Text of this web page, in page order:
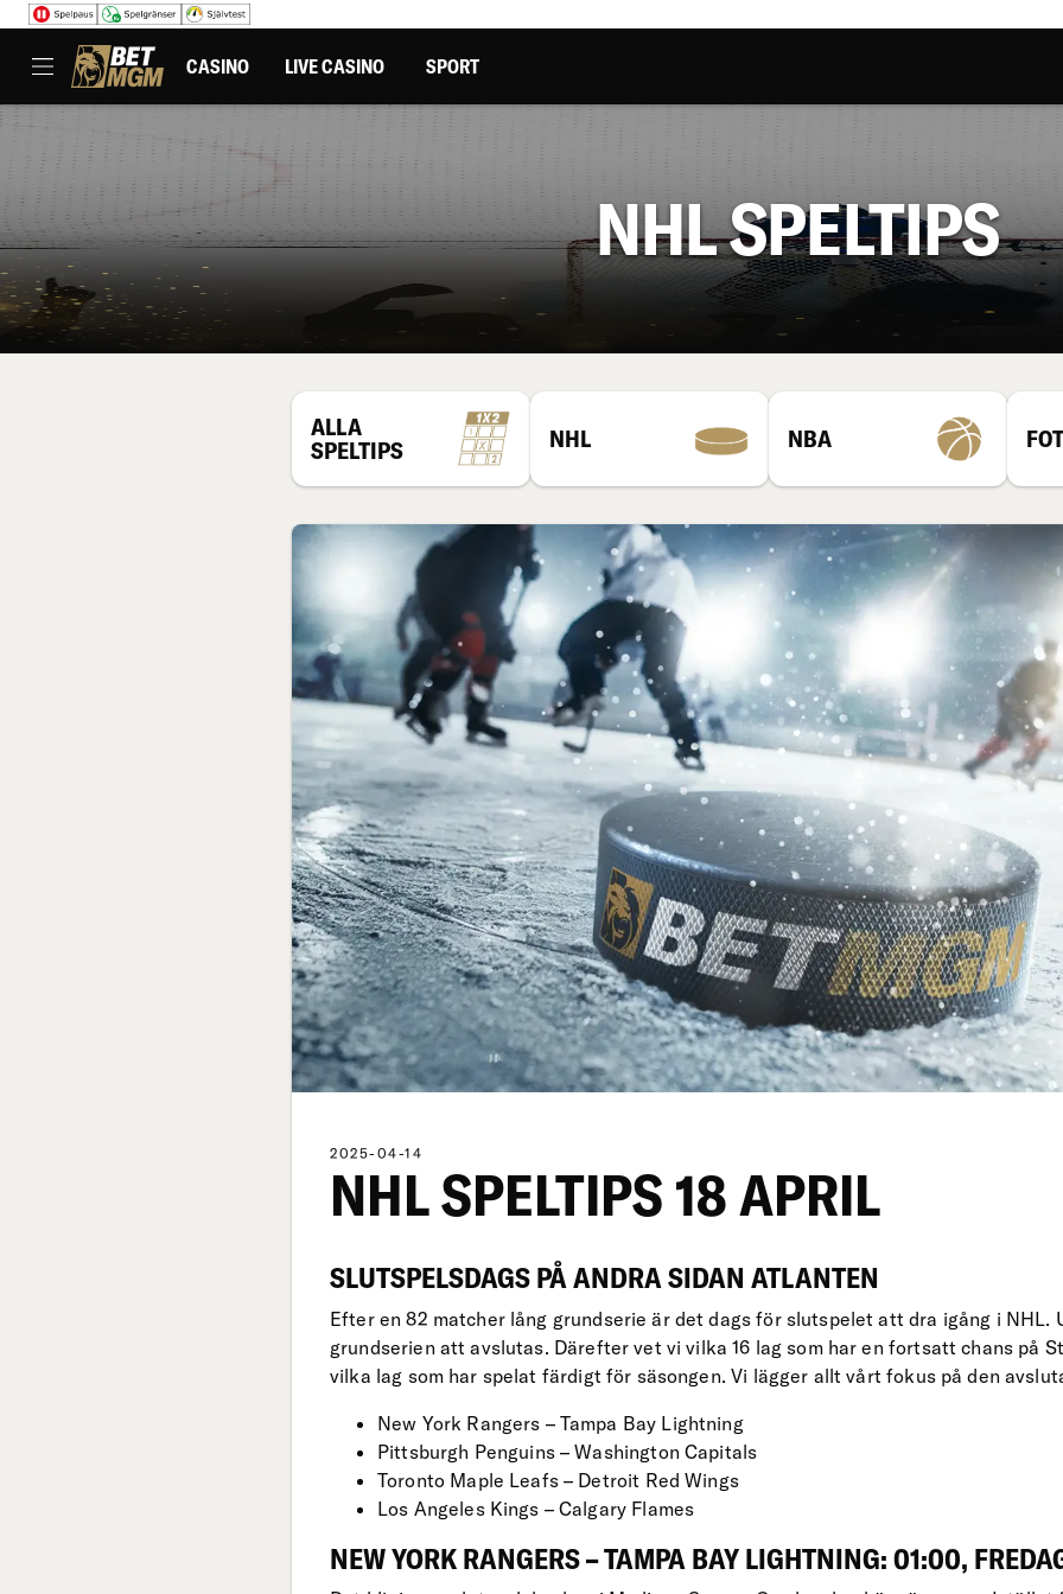
CASINO LIVE CASINO SPORT
NHL SPELTIPS
ALLA
SPELTIPS
NHL NBA
2025-04-14
NHL SPELTIPS 18 APRIL
SLUTSPELSDAGS PÅ ANDRA SIDAN ATLANTEN
Efter en 82 matcher lång grundserie är det dags för slutspelet att dra igång i NHL.
grundserien att avslutas. Därefter vet vi vilka 16 lag som har en fortsatt chans på
vilka lag som har spelat färdigt för säsongen. Vi lägger allt vårt fokus på den
New York Rangers – Tampa Bay Lightning
Pittsburgh Penguins – Washington Capitals
Toronto Maple Leafs – Detroit Red Wings
Los Angeles Kings – Calgary Flames
NEW YORK RANGERS – TAMPA BAY LIGHTNING: 01:00,